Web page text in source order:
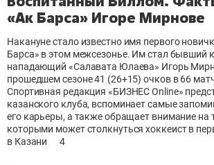
«Ак Барса» Игоре Мирнове
Накануне стало известно имя первого
Барса» в этом межсезонье. Им стал бывший
нападающий «Салавата Юлаева» Игорь
прошедшем сезоне 41 (26+15) очков в 66
Спортивная редакция «БИЗНЕС Online»
казанского клуба, вспоминает самые
его карьеры, а также обращает внимание на
которыми может столкнуться хоккеист в
в Казани
4